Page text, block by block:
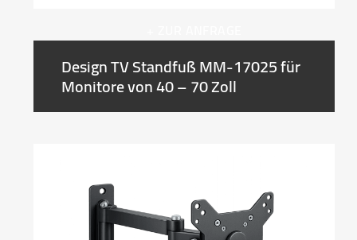
Design TV Standfuß MM-17025 für
Monitore von 40 – 70 Zoll